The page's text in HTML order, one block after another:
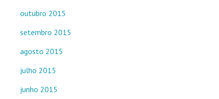
outubro 2015
setembro 2015
agosto 2015
julho 2015
junho 2015